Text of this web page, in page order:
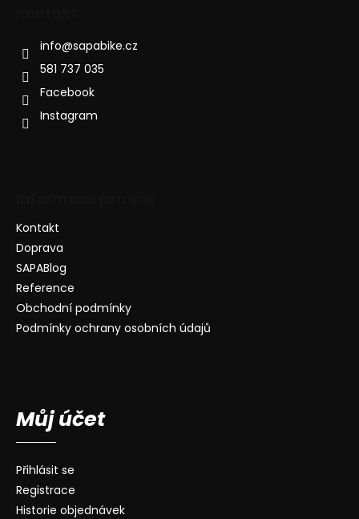
info@sapabike.cz
581 737 035
Facebook
Instagram
Kontakt
Doprava
SAPABlog
Reference
Obchodní podmínky
Podmínky ochrany osobních údajů
Můj účet
Přihlásit se
Registrace
Historie objednávek